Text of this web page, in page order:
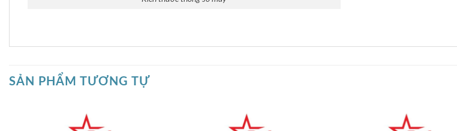
SẢN PHẨM TƯƠNG TỰ